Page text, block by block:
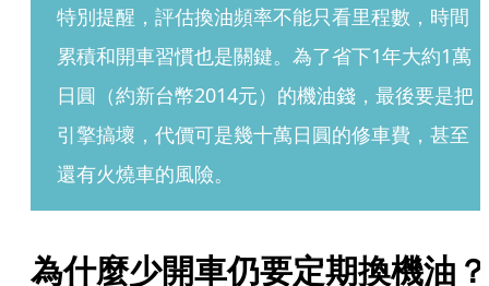
特別提醒，評估換油頻率不能只看里程數，時間
累積和開車習慣也是關鍵。為了省下1年大約1萬
日圓（約新台幣2014元）的機油錢，最後要是把
引擎搞壞，代價可是幾十萬日圓的修車費，甚至
還有火燒車的風險。
為什麼少開車仍要定期換機油？